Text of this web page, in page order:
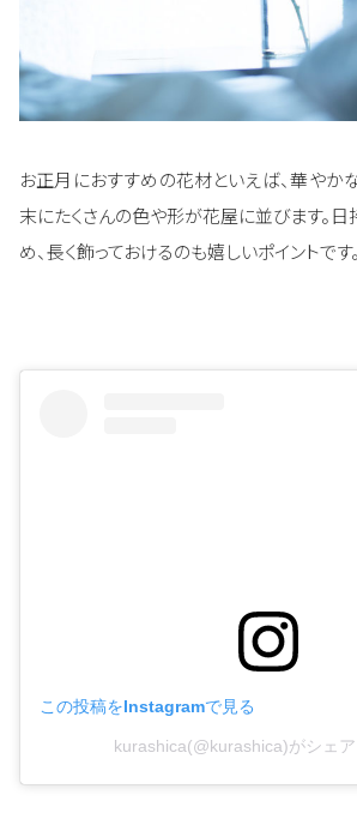
お正月におすすめの花材といえば、華やか
末にたくさんの色や形が花屋に並びます。
め、長く飾っておけるのも嬉しいポイントです。
この投稿をInstagramで見る
kurashica(@kurashica)がシェ